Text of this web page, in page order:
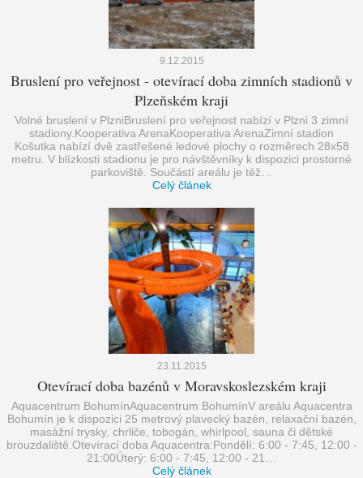
9.12.2015
Bruslení pro veřejnost - otevírací doba zimních stadionů v
Plzeňském kraji
Volné bruslení v PlzniBruslení pro veřejnost nabízí v Plzni 3 zimní
stadiony.Kooperativa ArenaKooperativa ArenaZimní stadion
Košutka nabízí dvě zastřešené ledové plochy o rozměrech 28x58
metru. V blízkosti stadionu je pro návštěvníky k dispozici prostorné
parkoviště. Součástí areálu je též…
Celý článek
23.11.2015
Otevírací doba bazénů v Moravskoslezském kraji
Aquacentrum BohumínAquacentrum BohumínV areálu Aquacentra
Bohumín je k dispozici 25 metrový plavecký bazén, relaxační bazén,
masážní trysky, chrliče, tobogán, whirlpool, sauna či dětské
brouzdaliště.Otevírací doba Aquacentra:Pondělí: 6:00 - 7:45, 12:00 -
21:00Úterý: 6:00 - 7:45, 12:00 - 21…
Celý článek